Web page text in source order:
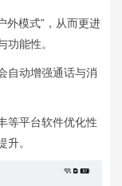
外模式”，从而更进
能性。
自动增强通话与消
等平台软件优化性
。